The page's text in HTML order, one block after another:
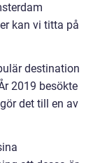
kan vi titta på
destination
2019 besökte
det till en av